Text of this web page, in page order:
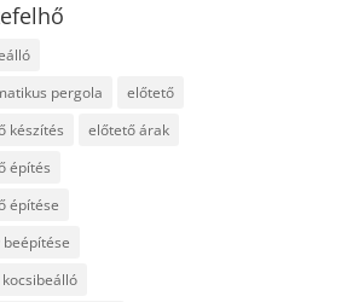
pergola
előtető
készítés
előtető árak
építés
építése
beépítése